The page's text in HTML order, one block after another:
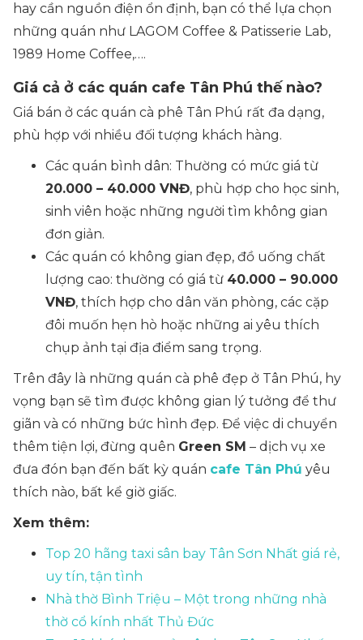
hay cần nguồn điện ổn định, bạn có thể lựa chọn
những quán như LAGOM Coffee & Patisserie Lab,
1989 Home Coffee,….
Giá cả ở các quán cafe Tân Phú thế nào?
Giá bán ở các quán cà phê Tân Phú rất đa dạng,
phù hợp với nhiều đối tượng khách hàng.
Các quán bình dân: Thường có mức giá từ
20.000 – 40.000 VNĐ, phù hợp cho học sinh,
sinh viên hoặc những người tìm không gian
đơn giản.
Các quán có không gian đẹp, đồ uống chất
lượng cao: thường có giá từ 40.000 – 90.000
VNĐ, thích hợp cho dân văn phòng, các cặp
đôi muốn hẹn hò hoặc những ai yêu thích
chụp ảnh tại địa điểm sang trọng.
Trên đây là những quán cà phê đẹp ở Tân Phú, hy
vọng bạn sẽ tìm được không gian lý tưởng để thư
giãn và có những bức hình đẹp. Để việc di chuyển
thêm tiện lợi, đừng quên Green SM – dịch vụ xe
đưa đón bạn đến bất kỳ quán cafe Tân Phú yêu
thích nào, bất kể giờ giấc.
Xem thêm:
Top 20 hãng taxi sân bay Tân Sơn Nhất giá rẻ,
uy tín, tận tình
Nhà thờ Bình Triệu – Một trong những nhà
thờ cổ kính nhất Thủ Đức